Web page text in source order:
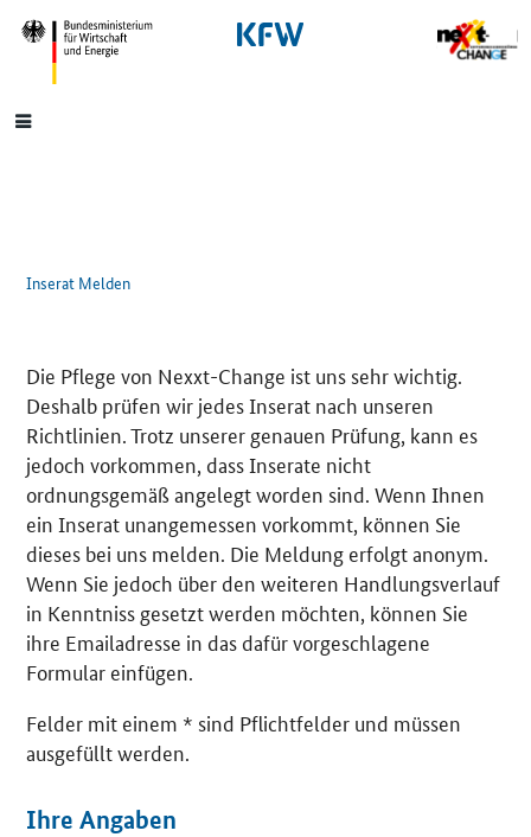
SrOnlyNavigation
Hauptmenü
Inserat Melden
Die Pflege von Nexxt-Change ist uns sehr wichtig.
Deshalb prüfen wir jedes Inserat nach unseren
Richtlinien. Trotz unserer genauen Prüfung, kann es
jedoch vorkommen, dass Inserate nicht
ordnungsgemäß angelegt worden sind. Wenn Ihnen
ein Inserat unangemessen vorkommt, können Sie
dieses bei uns melden. Die Meldung erfolgt anonym.
Wenn Sie jedoch über den weiteren Handlungsverlauf
in Kenntniss gesetzt werden möchten, können Sie
ihre Emailadresse in das dafür vorgeschlagene
Formular einfügen.
Felder mit einem * sind Pflichtfelder und müssen
ausgefüllt werden.
Ihre Angaben